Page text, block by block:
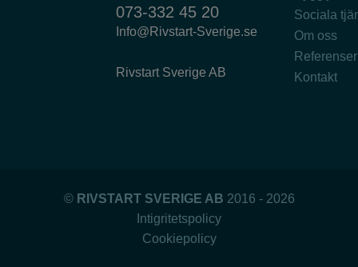
073-332 45 20
Info@Rivstart-Sverige.se
Rivstart Sverige AB
Sociala
Om oss
Referenser
Kontakt
© RIVSTART SVERIGE AB 2016 - 2026
Intigritetspolicy
Cookiepolicy